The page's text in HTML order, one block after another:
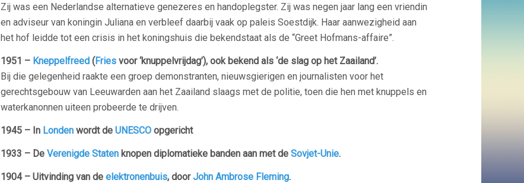
Zij was een Nederlandse alternatieve genezeres en handoplegster. Zij was negen jaar lang een vriendin
en adviseur van koningin Juliana en verbleef daarbij vaak op paleis Soestdijk. Haar aanwezigheid aan
het hof leidde tot een crisis in het koningshuis die bekendstaat als de “Greet Hofmans-affaire”.
1951 – Kneppelfreed (Fries voor ‘knuppelvrijdag’), ook bekend als ‘de slag op het Zaailand’.
Bij die gelegenheid raakte een groep demonstranten, nieuwsgierigen en journalisten voor het
gerechtsgebouw van Leeuwarden aan het Zaailand slaags met de politie, toen die hen met knuppels en
waterkanonnen uiteen probeerde te drijven.
1945 – In Londen wordt de UNESCO opgericht
1933 – De Verenigde Staten knopen diplomatieke banden aan met de Sovjet-Unie.
1904 – Uitvinding van de elektronenbuis, doorJohn Ambrose Fleming.